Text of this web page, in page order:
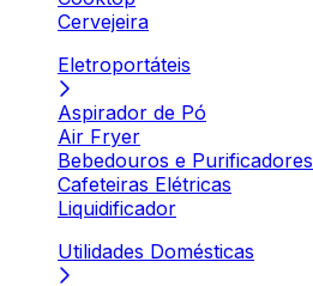
Cervejeira
Eletroportáteis
Aspirador de Pó
Air Fryer
Bebedouros e Purificadores
Cafeteiras Elétricas
Liquidificador
Utilidades Domésticas